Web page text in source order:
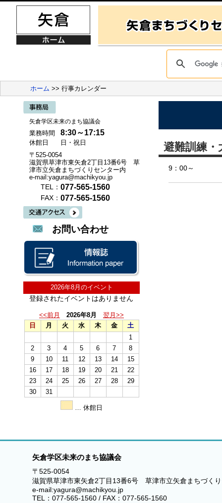
ホーム >> 行事カレンダー
矢倉学区未来のまち協議会
業務時間 8:30～17:15
休館日
日・祝日
〒525-0054
滋賀県草津市東矢倉2丁目13番6号 草
津市立矢倉まちづくりセンター内
e-mail:yagura@machikyou.jp
TEL： 077-565-1560
FAX： 077-565-1560
お問い合わせ
2026年8月のイベント
登録されたイベントはありません
<<前月 2026年8月
翌月>>
日
月 火 水 木 金
土
1
2
3 4 5 6 7
8
9
10 11 12 13 14
15
16
17 18 19 20 21
22
23
24 25 26 27 28
29
30
31
… 休館日
避難訓練・
9：00～
矢倉学区未来のまち協議会
〒525-0054
滋賀県草津市東矢倉2丁目13番6号 草津市立矢倉まちづく
e-mail:yagura@machikyou.jp
TEL：077-565-1560 / FAX：077-565-1560